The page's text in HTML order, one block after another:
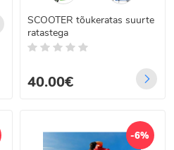
SCOOTER tõukeratas suurte
ratastega
40.00€
-6%